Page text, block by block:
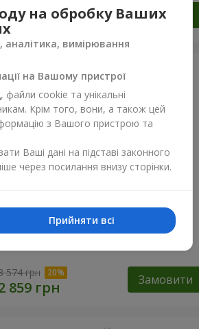
352 грн Замовити
574 грн Замовити
на обробку Ваших
аналітика, вимірювання
на Вашому пристрої
cookie та унікальні
Крім того, вони, а також цей
з Вашого пристрою та
Ваші дані на підставі законного
через посилання внизу сторінки.
Прийняти всі